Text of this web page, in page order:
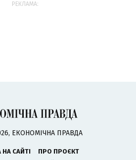
РЕКЛАМА:
ЕКОНОМІЧНА ПРАВДА
САЙТІ
ПРО ПРОЄКТ